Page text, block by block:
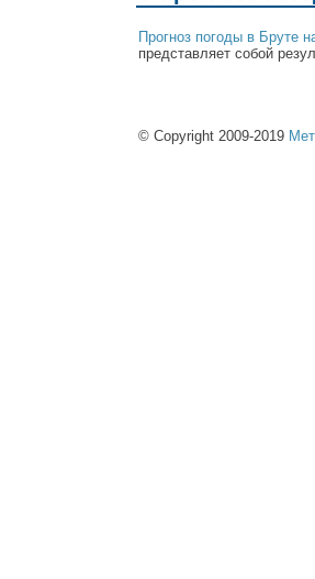
Прогноз погоды в Бруте
представляет собой
© Copyright 2009-2019